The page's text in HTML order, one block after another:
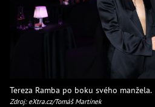
Tereza Ramba po boku svého manžela.
Zdroj: eXtra.cz/Tomáš Martínek